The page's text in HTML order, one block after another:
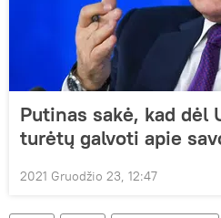
Putinas sakė, kad dėl
turėtų galvoti apie
2021 Gruodžio 23, 12:47